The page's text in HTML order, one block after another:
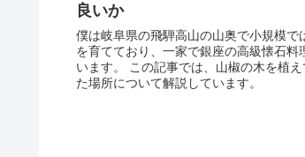
良いか
僕は岐阜県の飛騨高山の山奥で小規模で
を育てており、一家で銀座の高級懐石料
います。 この記事では、山椒の木を植
た場所について解説しています。